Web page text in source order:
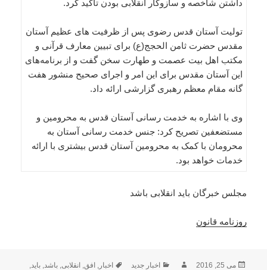
داشتن شاخصه و سازوکار انقلابی بودن تأکید کرد.
تولیت آستان قدس رضوی پس از ظرفیت های عظیم آستان
مقدس حضرت ثامن الحجج(ع) برای تبیین معارف قرآنی و
مکتب اهل بیت عصمت و طهارت سخن گفت و از برنامه‌های
این آستان مقدس برای این امر و اجرای صحیح منشور هفت
گانه مقام معظم رهبری گزارشی ارائه داد.
وی با اشاره به خدمت رسانی آستان قدس به محرومین و
مستضعفین تصریح کرد: جنس خدمت رسانی آستان به
محرومان با کمک به محرومین آستان قدس بیشتری با ارائه
خدمات خواهد بود.
مجلس خبرگان باید انقلابی باشد
روزنامه قانون
ارسال
می 25, 2016 نویسندهدسته‌ها
اخبار جدید برچسب‌ها
اخبار ,افق ,انقلابی ,باشد ,باید